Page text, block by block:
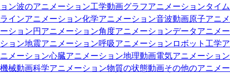
ョン波のアニメーション工学動画グラフアニメーションタイム
ラインアニメーション化学アニメーション音波動画原子アニメ
ーション円アニメーション角度アニメーションデータアニメー
ション地震アニメーション呼吸アニメーション ロボット工学ア
ニメーション心臓アニメーション地理動画電気アニメーション
機械動画科学アニメーション物質の状態動画その他のアニメー